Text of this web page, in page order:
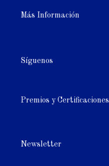
Más Información
Síguenos
Premios y Certificaciones
Newsletter